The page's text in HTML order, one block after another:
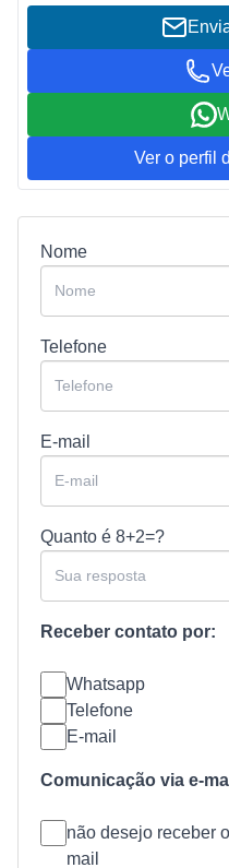
Ver o perfil
Nome
Telefone
E-mail
Quanto é 8+2=?
Receber contato por:
Whatsapp
Telefone
E-mail
Comunicação via e-
não desejo receber
mail